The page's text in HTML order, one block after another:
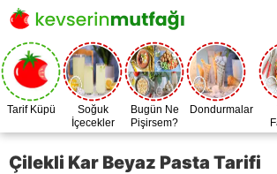
Tarif Küpü
Soğuk
İçecekler
Bugün Ne
Pişirsem?
Dondurmalar
Çilekli Kar Beyaz Pasta Tarifi